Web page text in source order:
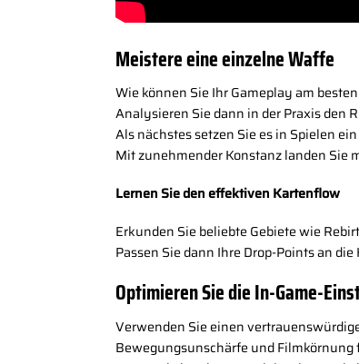
Meistere eine einzelne Waffe
Wie können Sie Ihr Gameplay am
Analysieren Sie dann in der Praxis den
Als nächstes setzen Sie es in Spielen
Mit zunehmender Konstanz landen Sie
Lernen Sie den effektiven Kartenflow
Erkunden Sie beliebte Gebiete wie
Passen Sie dann Ihre Drop-Points an
Optimieren Sie die In-Game-
Verwenden Sie einen
Bewegungsunschärfe und